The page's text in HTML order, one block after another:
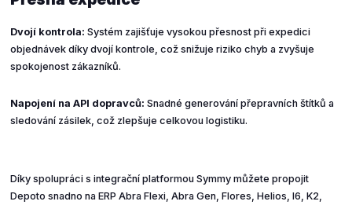
Dvojí kontrola: Systém zajišťuje vysokou přesnost při expedici
objednávek díky dvojí kontrole, což snižuje riziko chyb a zvyšuje
spokojenost zákazníků.
Napojení na API dopravců: Snadné generování přepravních štítků a
sledování zásilek, což zlepšuje celkovou logistiku.
Díky spolupráci s integrační platformou Symmy můžete propojit
Depoto snadno na ERP Abra Flexi, Abra Gen, Flores, Helios, I6, K2,